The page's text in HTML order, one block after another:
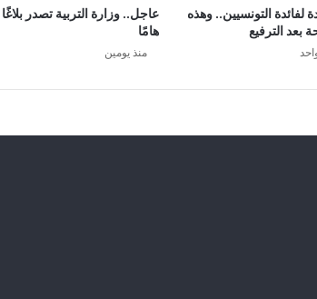
لفائدة التونسيين.. وهذه
بعد الترفيع
عاجل.. وزارة التربية تصدر بلاغًا
هامًا
منذ يومين